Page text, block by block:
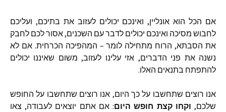
אם הכל הוא אונליין, ואינכם יכולים לעזוב את בתיכם, ועליכם
לחבוש מסיכה ואינכם יכולים לדברעם השכנים,אסורלכם לחבק
את הסבתא, הרוח מתחילה לומר– המהפיכה הכרחית.אם לא
נשנה את פני הדברים, אזי עלינו לעזוב, משום שאיננו יכולים
להתפתח בתנאים האלו.
אנו רוצים שתחשבו על כך היום, אנו רוצים שתחשבו על החופש
שלכם, וקחו קצת חופש היום:אם אתם יוצאים לעבודה, צאו